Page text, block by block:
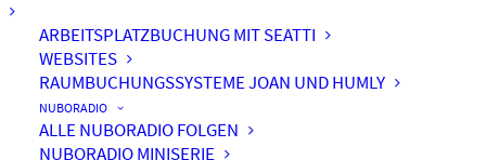
ARBEITSPLATZBUCHUNG MIT SEATTI
WEBSITES
RAUMBUCHUNGSSYSTEME JOAN UND HUMLY
NUBORADIO
ALLE NUBORADIO FOLGEN
NUBORADIO MINISERIE